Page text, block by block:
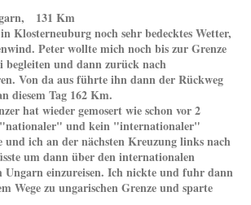
131 Km
Klosterneuburg noch sehr bedecktes Wetter,
Peter wollte mich noch bis zur Grenze
begleiten und dann zurück nach
Von da aus führte ihn dann der Rückweg
diesem Tag 162 Km.
hat wieder gemosert wie schon vor 2
"nationaler" und kein "internationaler"
und ich an der nächsten Kreuzung links nach
um dann über den internationalen
Ungarn einzureisen. Ich nickte und fuhr dann
Wege zu ungarischen Grenze und sparte